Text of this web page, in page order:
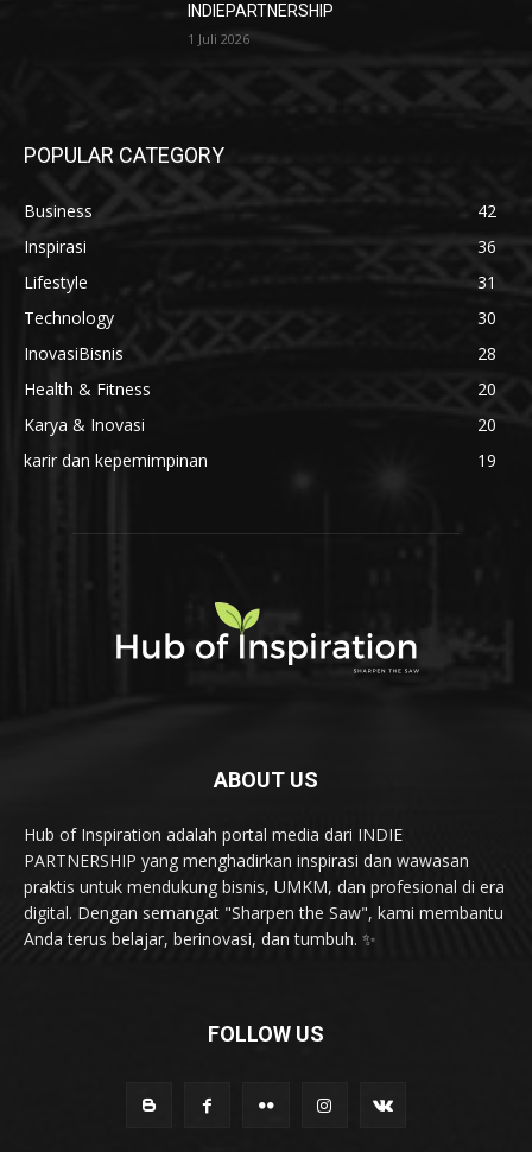
INDIEPARTNERSHIP
1 Juli 2026
POPULAR CATEGORY
Business
42
Inspirasi
36
Lifestyle
31
Technology
30
InovasiBisnis
28
Health & Fitness
20
Karya & Inovasi
20
karir dan kepemimpinan
19
ABOUT US
Hub of Inspiration adalah portal media dari INDIE
PARTNERSHIP yang menghadirkan inspirasi dan wawasan
praktis untuk mendukung bisnis, UMKM, dan profesional di era
digital. Dengan semangat "Sharpen the Saw", kami membantu
Anda terus belajar, berinovasi, dan tumbuh. ✨
FOLLOW US